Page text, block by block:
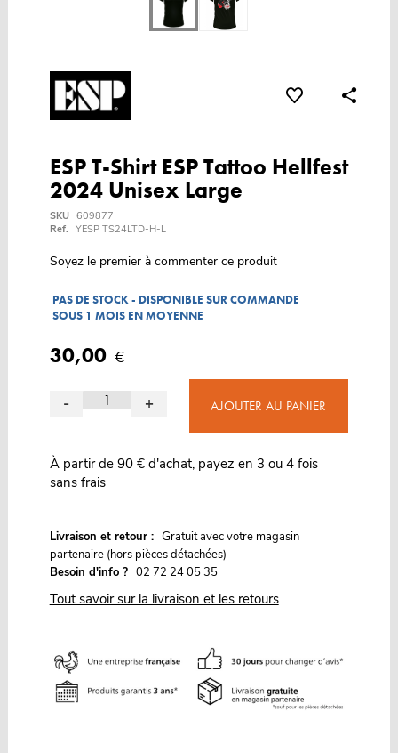
ESP T-Shirt ESP Tattoo Hellfest
2024 Unisex Large
SKU 609877
Ref. YESP TS24LTD-H-L
Soyez le premier à commenter ce produit
PAS DE STOCK - DISPONIBLE SUR COMMANDE
SOUS 1 MOIS EN MOYENNE
30,00 €
- + AJOUTER AU PANIER
À partir de 90 € d'achat, payez en 3 ou 4 fois
sans frais
Livraison et retour : Gratuit avec votre magasin
partenaire (hors pièces détachées)
Besoin d'info ? 02 72 24 05 35
Tout savoir sur la livraison et les retours